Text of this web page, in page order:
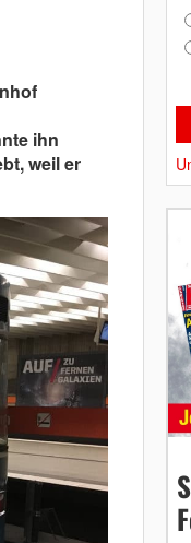
ihn
weil er